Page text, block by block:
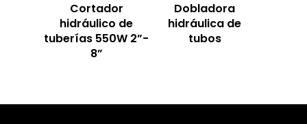
Cortador
hidráulico de
tuberías 550W 2”-
8”
Dobladora
hidráulica de
tubos